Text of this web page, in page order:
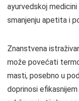
ayurvedskoj
smanjenju apetita i
Znanstvena
može povećati
masti, posebno u
doprinosi